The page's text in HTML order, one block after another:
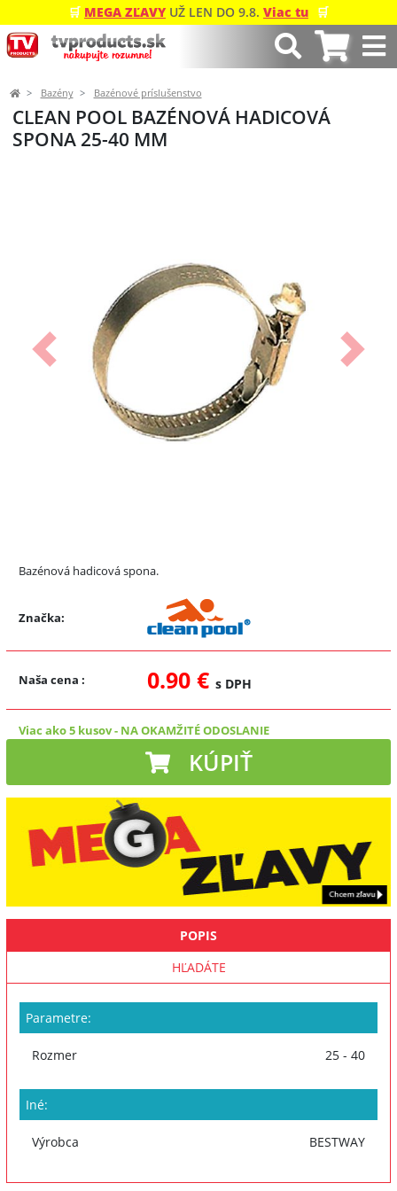
🛒 MEGA ZĽAVY UŽ LEN DO 9.8. Viac tu 🛒
Bazény Bazénové príslušenstvo
CLEAN POOL BAZÉNOVÁ HADICOVÁ
SPONA 25-40 MM
Predchádzajúci Ďalší
Bazénová hadicová spona.
Značka:
Naša cena : 0.90 € s DPH
Viac ako 5 kusov- NA OKAMŽITÉ ODOSLANIE
KÚPIŤ
POPIS
HĽADÁTE
Parametre:
Rozmer 25 - 40
Iné:
Výrobca BESTWAY